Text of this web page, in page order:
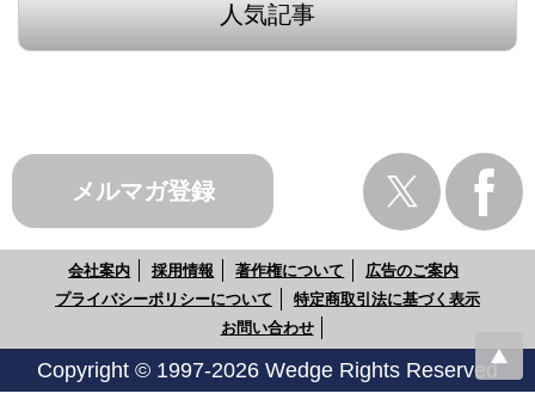
人気記事
メルマガ登録
会社案内 採用情報 著作権について
広告のご案内
プライバシーポリシーについて
特定商取引法に基づく表示
お問い合わせ
Copyright © 1997-2026 Wedge Rights Reserved